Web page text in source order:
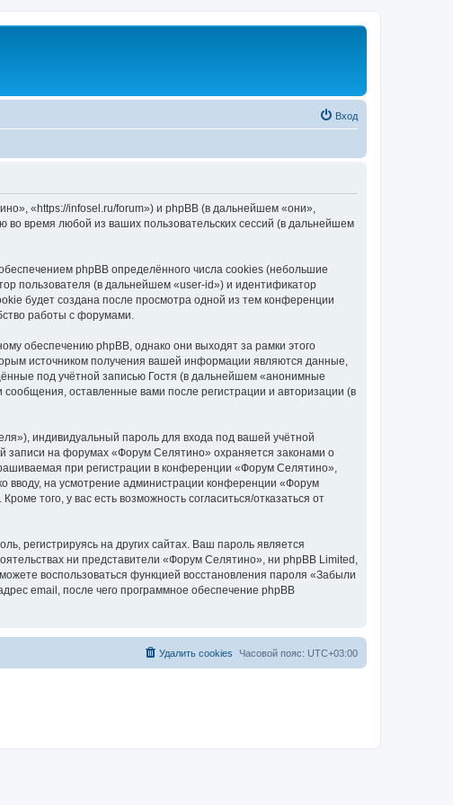
Вход
«https://infosel.ru/forum») и phpBB (в дальнейшем «они»,
время любой из ваших пользовательских сессий (в дальнейшем
phpBB определённого числа cookies (небольшие
пользователя (в дальнейшем «user-id») и идентификатор
будет создана после просмотра одной из тем конференции
работы с форумами.
обеспечению phpBB, однако они выходят за рамки этого
источником получения вашей информации являются данные,
под учётной записью Гостя (в дальнейшем «анонимные
оставленные вами после регистрации и авторизации (в
индивидуальный пароль для входа под вашей учётной
на форумах «Форум Селятино» охраняется законами о
при регистрации в конференции «Форум Селятино»,
вводу, на усмотрение администрации конференции «Форум
того, у вас есть возможность согласиться/отказаться от
регистрируясь на других сайтах. Ваш пароль является
ни представители «Форум Селятино», ни phpBB Limited,
воспользоваться функцией восстановления пароля «Забыли
email, после чего программное обеспечение phpBB
Часовой пояс: UTC+03:00
Удалить cookies